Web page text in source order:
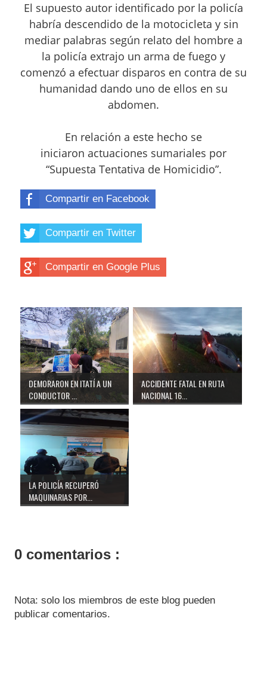
El supuesto autor identificado por la policía
habría descendido de la motocicleta y sin
mediar palabras según relato del hombre a
la policía extrajo un arma de fuego y
comenzó a efectuar disparos en contra de su
humanidad dando uno de ellos en su
abdomen.
En relación a este hecho se
iniciaron actuaciones sumariales por
“Supuesta Tentativa de Homicidio”.
Compartir en Facebook
Compartir en Twitter
Compartir en Google Plus
DEMORARON EN ITATÍ A UN
CONDUCTOR ...
ACCIDENTE FATAL EN RUTA
NACIONAL 16...
LA POLICÍA RECUPERÓ
MAQUINARIAS POR...
0 comentarios :
Nota: solo los miembros de este blog pueden
publicar comentarios.